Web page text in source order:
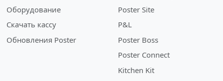
Оборудование
Скачать кассу
Обновления Poster
Poster Site
P&L
Poster Boss
Poster Connect
Kitchen Kit